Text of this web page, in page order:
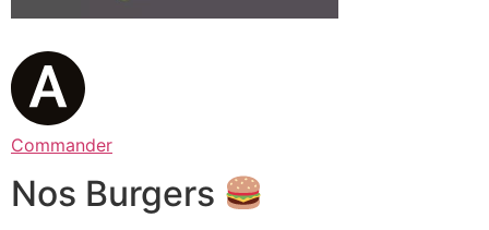
Commander
Nos Burgers